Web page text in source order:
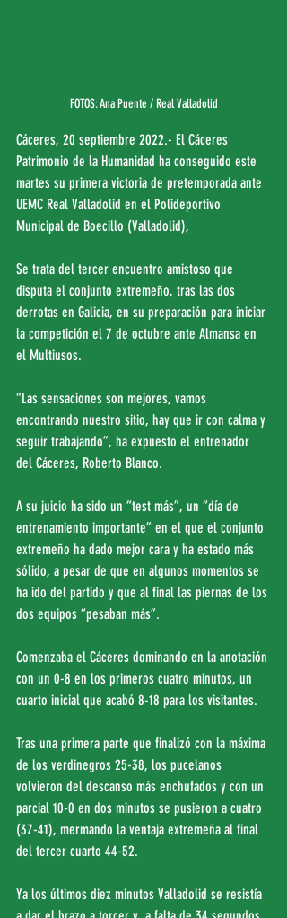
FOTOS: Ana Puente / Real Valladolid
Cáceres, 20 septiembre 2022.- El Cáceres
Patrimonio de la Humanidad ha conseguido este
martes su primera victoria de pretemporada ante
UEMC Real Valladolid en el Polideportivo
Municipal de Boecillo (Valladolid),
Se trata del tercer encuentro amistoso que
disputa el conjunto extremeño, tras las dos
derrotas en Galicia, en su preparación para iniciar
la competición el 7 de octubre ante Almansa en
el Multiusos.
“Las sensaciones son mejores, vamos
encontrando nuestro sitio, hay que ir con calma y
seguir trabajando”, ha expuesto el entrenador
del Cáceres, Roberto Blanco.
A su juicio ha sido un “test más”, un “día de
entrenamiento importante” en el que el conjunto
extremeño ha dado mejor cara y ha estado más
sólido, a pesar de que en algunos momentos se
ha ido del partido y que al final las piernas de los
dos equipos “pesaban más”.
Comenzaba el Cáceres dominando en la anotación
con un 0-8 en los primeros cuatro minutos, un
cuarto inicial que acabó 8-18 para los visitantes.
Tras una primera parte que finalizó con la máxima
de los verdinegros 25-38, los pucelanos
volvieron del descanso más enchufados y con un
parcial 10-0 en dos minutos se pusieron a cuatro
(37-41), mermando la ventaja extremeña al final
del tercer cuarto 44-52.
Ya los últimos diez minutos Valladolid se resistía